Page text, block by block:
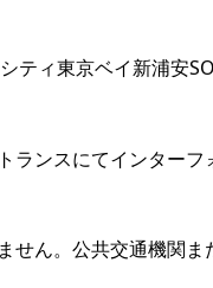
ティ東京ベイ新浦安
ンスにてインターフ
ん。公共交通機関ま